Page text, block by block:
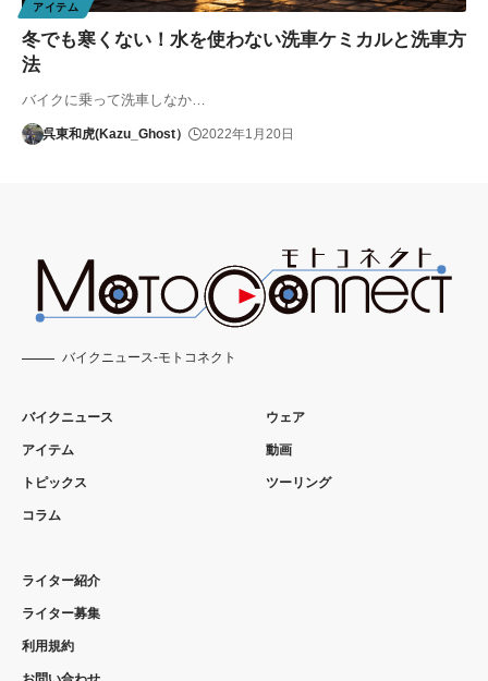
アイテム
冬でも寒くない！水を使わない洗車ケミカルと洗車方
法
バイクに乗って洗車しなか…
呉東和虎(Kazu_Ghost） 2022年1月20日
バイクニュース-モトコネクト
バイクニュース
アイテム
トピックス
コラム
ウェア
動画
ツーリング
ライター紹介
ライター募集
利用規約